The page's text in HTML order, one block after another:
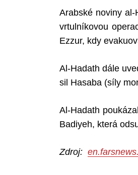
Arabské noviny
vrtulníkovou
Ezzur, kdy
Al-Hadath dále
sil Hasaba (síly
Al-Hadath
Badiyeh, která
Zdroj: